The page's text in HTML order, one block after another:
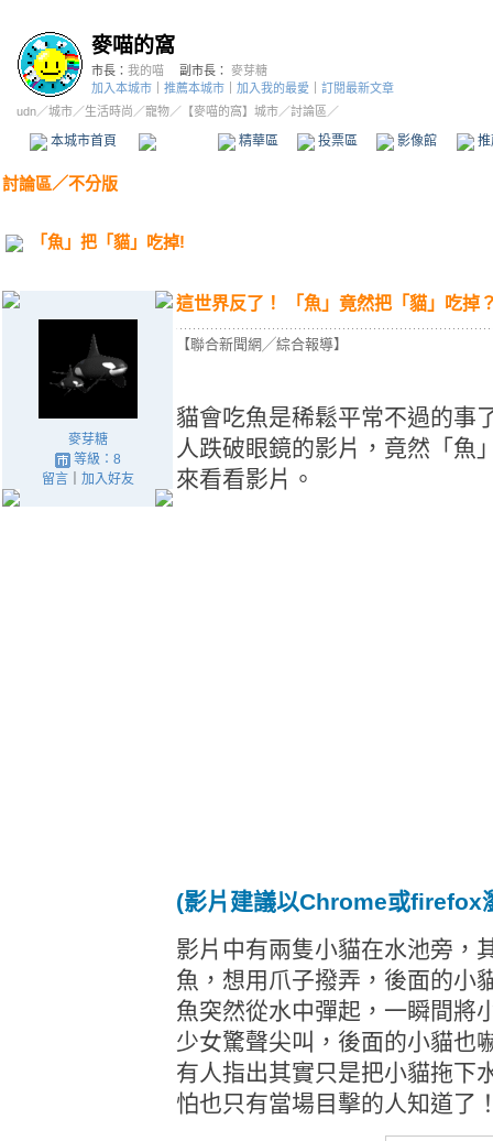
麥喵的窩
市長： 我的喵 副市長：
麥芽糖
加入本城市
推薦本城市 加入我的最愛
訂閱最新文章
udn／城市／生活時尚 ／寵物／ 【麥喵的窩】城市／討論區／
本城市首頁 精華區 投票區 影像館
討論區／不分版
「魚」把「貓」吃掉!
麥芽糖
等級：8
留言｜ 加入好友
這世界反了！ 「魚」竟然把「貓」吃掉
【聯合新聞網╱綜合報導】
貓會吃魚是稀鬆平常不過的事
人跌破眼鏡的影片，竟然「魚
來看看影片。
(影片建議以Chrome或firefox
影片中有兩隻小貓在水池旁，
魚，想用爪子撥弄，後面的小
魚突然從水中彈起，一瞬間將
少女驚聲尖叫，後面的小貓也
有人指出其實只是把小貓拖下
怕也只有當場目擊的人知道了